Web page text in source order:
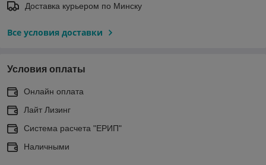
Доставка курьером по Минску
Все условия доставки
Условия оплаты
Онлайн оплата
Лайт Лизинг
Система расчета "ЕРИП"
Наличными